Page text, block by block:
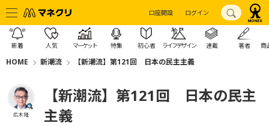
口座開設 ログイン
新着 人気 マーケット 特集 初心者 ライフデザイン 連載 著者 商
HOME 新潮流 【新潮流】第121回 日本の民主主義
広木 隆
【新潮流】第121回 日本の民主
主義